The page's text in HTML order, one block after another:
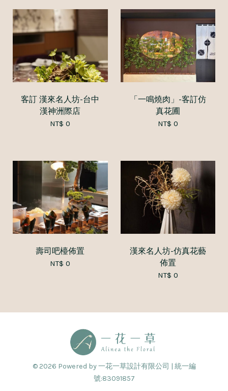
客訂 漢來名人坊-台中
漢神洲際店
NT$ 0
「一鳴燒肉」-客訂仿
真花圃
NT$ 0
壽司吧檯佈置
NT$ 0
漢來名人坊-仿真花藝
佈置
NT$ 0
© 2026 Powered by 一花一草設計有限公司 | 統一編
號:83091857